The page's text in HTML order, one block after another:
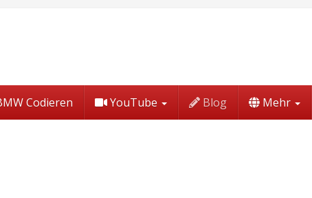
Codieren YouTube Blog Mehr